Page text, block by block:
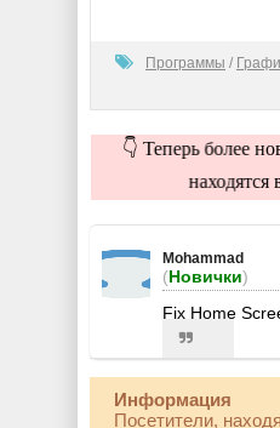
Программы /
👇 Теперь более
находятся
Mohammad
(Новички)
Fix Home
Информация
Посетители,